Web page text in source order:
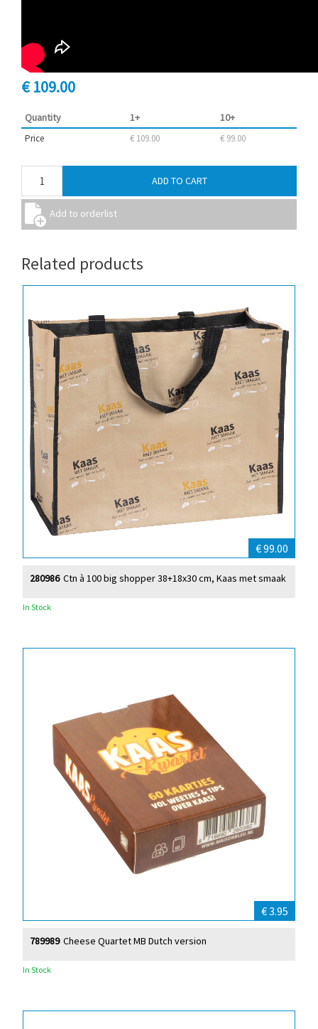
€ 109.00
Quantity 1+ 10+
Price € 109.00 € 99.00
Related products
€ 99.00
Ctn à 100 big shopper 38+18x30 cm, Kaas met smaak
280986
In Stock
€ 3.95
Cheese Quartet MB Dutch version
789989
In Stock